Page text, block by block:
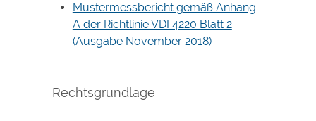
Mustermessbericht gemäß Anhang
A der Richtlinie VDI 4220 Blatt 2
(Ausgabe November 2018)
Rechtsgrundlage